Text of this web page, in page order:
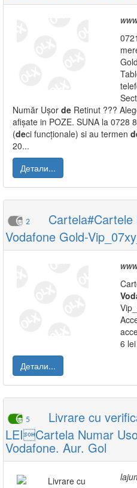
Număr Ușor de Retinut ???
afișate in POZE. SUNA la 0728
(deci funcționale) si au termen
20...
Детали...
2
Vodafone Gold-
6
Детали...
5
Livrare cu
LEICartela Numar
Vodafone. Aur. Gol